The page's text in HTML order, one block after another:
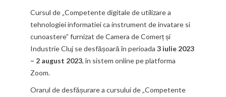
Cursul de „Competente digitale de utilizare a
tehnologiei informatiei ca instrument de invatare si
cunoastere” furnizat de Camera de Comerț și
Industrie Cluj se desfășoară în perioada 3 iulie 2023
– 2 august 2023, în sistem online pe platforma
Zoom.
Orarul de desfășurare a cursului de „Competente